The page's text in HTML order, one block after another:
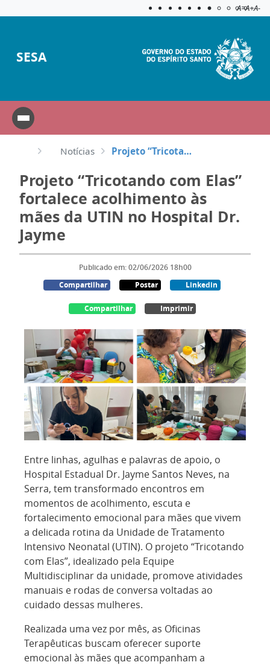
Aplicar
A=A+A-
SESA
Notícias Projeto “Tricotando com Elas” fortalece acolhimento às mães da UTIN no Hospital Dr. Jayme
Projeto “Tricotando com Elas”
fortalece acolhimento às
mães da UTIN no Hospital Dr.
Jayme
Publicado em: 02/06/2026 18h00
Compartilhar
Postar Linkedin
Compartilhar Imprimir
Entre linhas, agulhas e palavras de apoio, o
Hospital Estadual Dr. Jayme Santos Neves, na
Serra, tem transformado encontros em
momentos de acolhimento, escuta e
fortalecimento emocional para mães que vivem
a delicada rotina da Unidade de Tratamento
Intensivo Neonatal (UTIN). O projeto “Tricotando
com Elas”, idealizado pela Equipe
Multidisciplinar da unidade, promove atividades
manuais e rodas de conversa voltadas ao
cuidado dessas mulheres.
Realizada uma vez por mês, as Oficinas
Terapêuticas buscam oferecer suporte
emocional às mães que acompanham a